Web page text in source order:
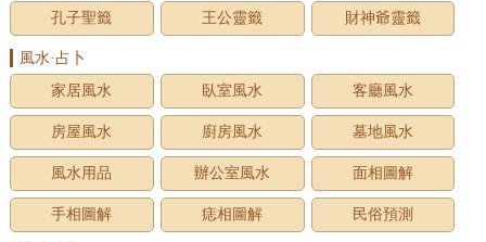
孔子聖籤 王公靈籤 財神爺靈籤
風水·占卜
家居風水
臥室風水 客廳風水
房屋風水 廚房風水 墓地風水
風水用品 辦公室風水 面相圖解
手相圖解 痣相圖解 民俗預測